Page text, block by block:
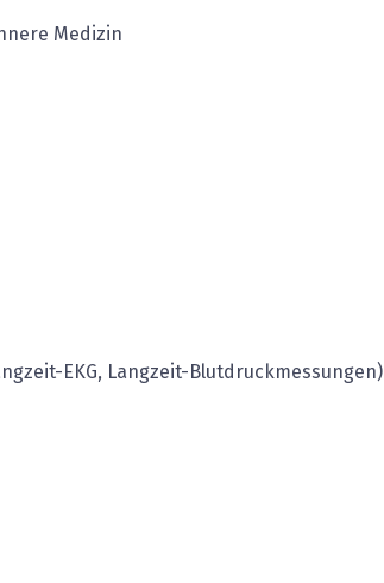
Medizin
EKG, Langzeit-Blutdruckmessungen)